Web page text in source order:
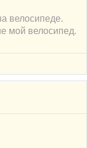
велосипеде.
мой велосипед.